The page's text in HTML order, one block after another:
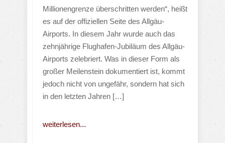
Millionengrenze überschritten werden“, heißt
es auf der offiziellen Seite des Allgäu-
Airports. In diesem Jahr wurde auch das
zehnjährige Flughafen-Jubiläum des Allgäu-
Airports zelebriert. Was in dieser Form als
großer Meilenstein dokumentiert ist, kommt
jedoch nicht von ungefähr, sondern hat sich
in den letzten Jahren […]
weiterlesen...